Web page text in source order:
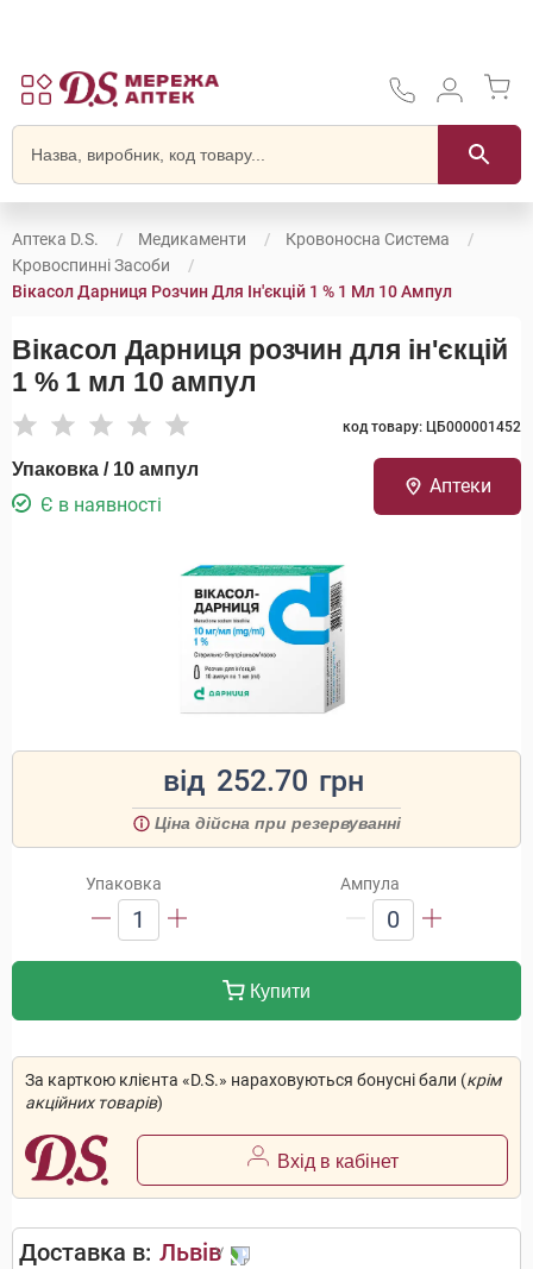
Аптека D.S. Медикаменти
Кровоносна Система
Кровоспинні Засоби
Вікасол Дарниця Розчин Для Ін'єкцій 1 % 1 Мл 10 Ампул
Вікасол Дарниця розчин для ін'єкцій
1 % 1 мл 10 ампул
код товару: ЦБ000001452
Упаковка / 10 ампул
Є в наявності
Аптеки
від 252.70 грн
Ціна дійсна при резервуванні
Упаковка
1
Ампула
0
Купити
За карткою клієнта «D.S.» нараховуються бонусні бали (крім
акційних товарів)
Вхід в кабінет
Доставка в: Львів